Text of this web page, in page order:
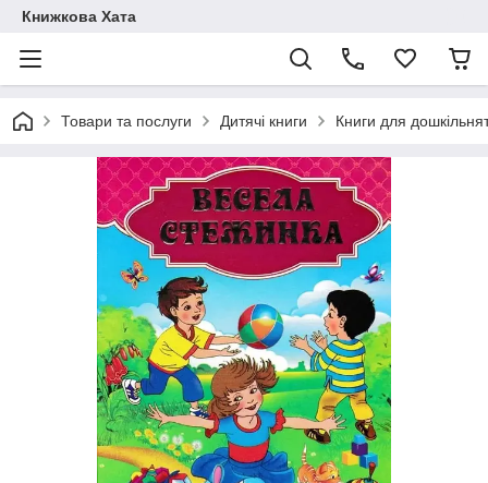
Книжкова Хата
Товари та послуги Дитячі книги Книги для